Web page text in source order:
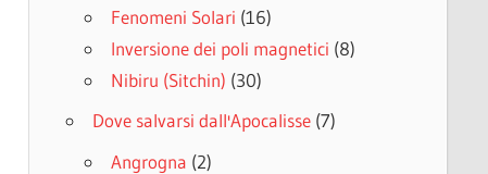
Fenomeni Solari (16)
Inversione dei poli magnetici (8)
Nibiru (Sitchin) (30)
Dove salvarsi dall'Apocalisse(7)
Angrogna (2)